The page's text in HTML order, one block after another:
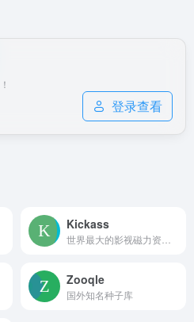
登录查看
Kickass
Zooqle
国外知名种子库